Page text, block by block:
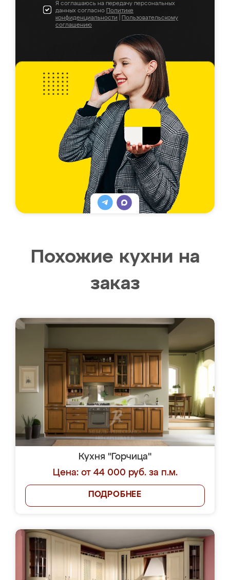
Я соглашаюсь на передачу персональных
данных согласно Политике
конфиденциальности
Пользовательскому
соглашению
Похожие кухни на
заказ
Кухня "Горчица"
Цена: от 44 000 руб. за п.м.
ПОДРОБНЕЕ